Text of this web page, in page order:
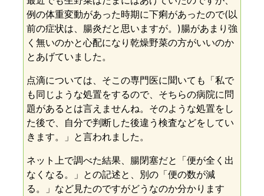
例の体重変動があった時期に下痢があったので(以
前の症状は、腸炎だと思いますが。)腸があまり強
く無いのかと心配になり乾燥野菜の方がいいのか
とあげていました。
点滴については、そこの専門医に聞いても「私で
も同じような処置をするので、そちらの病院に問
題があるとは言えませんね。そのような処置をし
た後で、自分で判断した後違う検査などをしてい
きます。」と言われました。
ネット上で調べた結果、腸閉塞だと「便が全く出
なくなる。」との記述と、別の「便の数が減
る。」など見たのですがどうなのか分かります